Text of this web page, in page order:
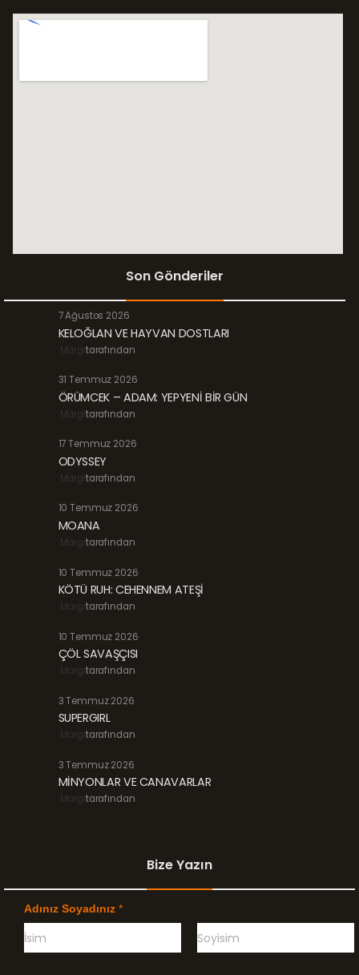
Son Gönderiler
7 Ağustos 2026
KELOĞLAN VE HAYVAN DOSTLARI
Margitarafından
31 Temmuz 2026
ÖRÜMCEK – ADAM: YEPYENİ BİR GÜN
Margitarafından
17 Temmuz 2026
ODYSSEY
Margitarafından
10 Temmuz 2026
MOANA
Margitarafından
10 Temmuz 2026
KÖTÜ RUH: CEHENNEM ATEŞİ
Margitarafından
10 Temmuz 2026
ÇÖL SAVAŞÇISI
Margitarafından
3 Temmuz 2026
SUPERGIRL
Margitarafından
3 Temmuz 2026
MİNYONLAR VE CANAVARLAR
Margitarafından
Bize Yazın
Adınız Soyadınız *